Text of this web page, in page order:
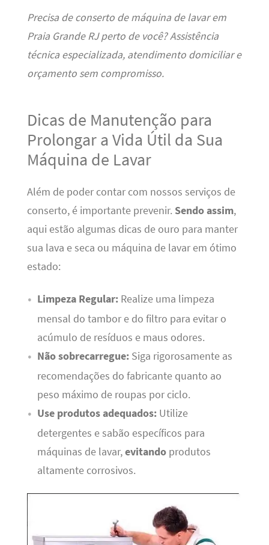
Precisa de conserto de máquina de lavar em
Praia Grande RJ perto de você? Assistência
técnica especializada, atendimento domiciliar e
orçamento sem compromisso.
Dicas de Manutenção para
Prolongar a Vida Útil da Sua
Máquina de Lavar
Além de poder contar com nossos serviços de
conserto, é importante prevenir. Sendo assim,
aqui estão algumas dicas de ouro para manter
sua lava e seca ou máquina de lavar em ótimo
estado:
Limpeza Regular:Realize uma limpeza
mensal do tambor e do filtro para evitar o
acúmulo de resíduos e maus odores.
Não sobrecarregue:Siga rigorosamente as
recomendações do fabricante quanto ao
peso máximo de roupas por ciclo.
Use produtos adequados:Utilize
detergentes e sabão específicos para
máquinas de lavar,evitandoprodutos
altamente corrosivos.